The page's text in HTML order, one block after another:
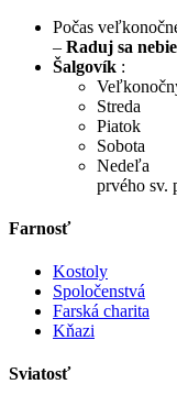
Počas
– Raduj sa
Šalgovík :
prvého sv.
Farnosť
Kostoly
Spoločenstvá
Farská charita
Kňazi
Sviatosť